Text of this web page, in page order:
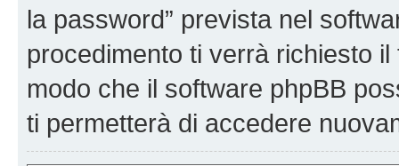
la password” prevista nel
procedimento ti verrà richiesto
modo che il software phpBB
ti permetterà di accedere